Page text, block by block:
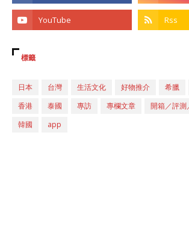
標籤
日本 台灣 生活文化 好物推介 希臘
香港
泰國 專訪 專欄文章 開箱／評測
韓國
app